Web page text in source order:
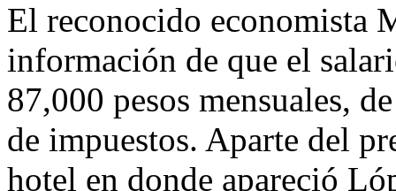
El reconocido economista
información de que el
87,000 pesos mensuales,
de impuestos. Aparte del
hotel en donde apareció